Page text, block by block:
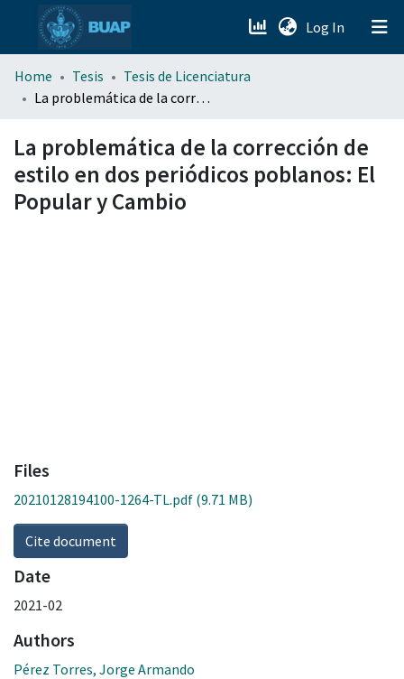
Log In (current)
menu.section.about_menu
Home Tesis
Tesis de Licenciatura
La problemática de la corrección de estilo en dos periódicos poblanos: El Popular y Cambio
La problemática de la corrección de
estilo en dos periódicos poblanos: El
Popular y Cambio
Files
20210128194100-1264-TL.pdf (9.71 MB)
Cite document
Date
2021-02
Authors
Pérez Torres, Jorge Armando